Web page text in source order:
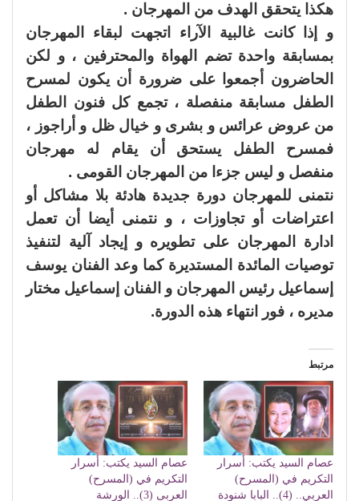
هكذا يتحقق الهدف من المهرجان .
و إذا كانت غالبية الآراء اتجهت لبقاء المهرجان
بمسابقة واحدة تضم الهواة والمحترفين ، و لكن
الحاضرون أجمعوا على ضرورة أن يكون لمسرح
الطفل مسابقة منفصلة ، تجمع كل فنون الطفل
من عروض عرائس و بشرى و خيال ظل و أراجوز ،
فمسرح الطفل يستحق أن يقام له مهرجان
منفصل و ليس جزءا من المهرجان القومى .
نتمنى للمهرجان دورة جديدة هادئة بلا مشاكل أو
اعتراضات أو تجاوزات ، و نتمنى أيضا أن تعمل
ادارة المهرجان على تطويره و إيجاد آلية لتنفيذ
توصيات المائدة المستديرة كما وعد الفنان يوسف
إسماعيل رئيس المهرجان و الفنان إسماعيل مختار
مديره ، فور انتهاء هذه الدورة.
مرتبط
عصام السيد يكتب: أسرار
التكريم في (المسرح)
العربي.. (4).. البابا شنودة
عصام السيد يكتب: أسرار
التكريم في (المسرح)
العربى (3).. الورشة